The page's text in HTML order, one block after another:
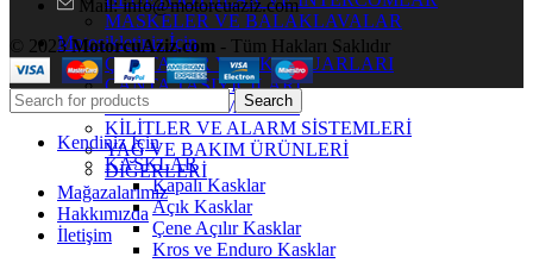
MASKELER VE BALAKLAVALAR
Motosikletiniz İçin
ÇANTALAR VE AKSESUARLARI
ÇANTA TAŞIYICILARI
KORUMA DEMİRLERİ
KİLİTLER VE ALARM SİSTEMLERİ
YAĞ VE BAKIM ÜRÜNLERİ
DİĞERLERİ
Mağazalarımız
Hakkımızda
İletişim
Mail: info@motorcuaziz.com
© 2023MotorcuAziz.com - Tüm Hakları Saklıdır
Search
Kendiniz İçin
KASKLAR
Kapalı Kasklar
Açık Kasklar
Çene Açılır Kasklar
Kros ve Enduro Kasklar